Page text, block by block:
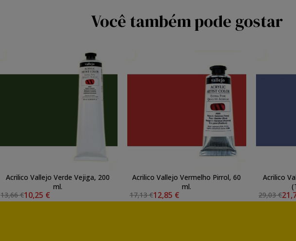
Você também pode gostar
Acrilico Vallejo Verde Vejiga, 200
ml.
13,66 €10,25 €
Acrilico Vallejo Vermelho Pirrol, 60
ml.
17,13 €12,85 €
Acrilico
29,03 €